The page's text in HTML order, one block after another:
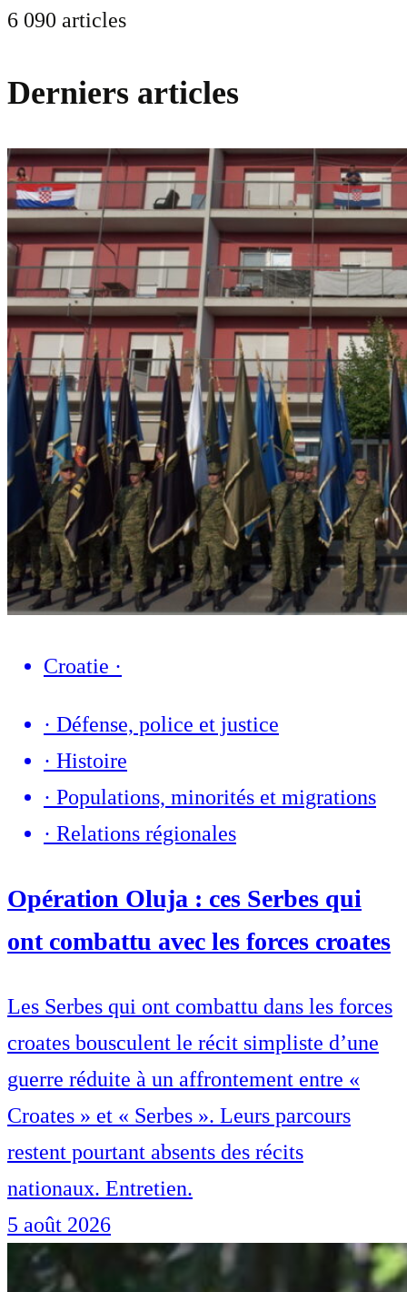
6 090 articles
Derniers articles
Croatie ·
· Défense, police et justice
· Histoire
· Populations, minorités et migrations
· Relations régionales
Opération Oluja : ces Serbes qui
ont combattu avec les forces croates
Les Serbes qui ont combattu dans les forces
croates bousculent le récit simpliste d’une
guerre réduite à un affrontement entre «
Croates » et « Serbes ». Leurs parcours
restent pourtant absents des récits
nationaux. Entretien.
5 août 2026